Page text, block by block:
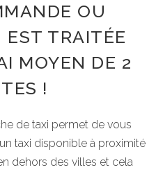
OU
EST TRAITÉE
MOYEN DE 2
!
de taxi permet de vous
taxi disponible à proximité
dehors des villes et cela